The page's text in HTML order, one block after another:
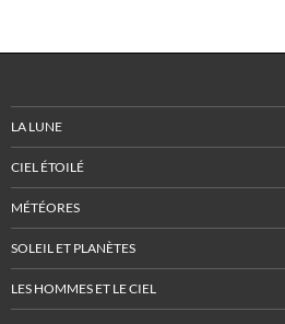
LA LUNE
CIEL ÉTOILÉ
MÉTÉORES
SOLEIL ET PLANÈTES
LES HOMMES ET LE CIEL